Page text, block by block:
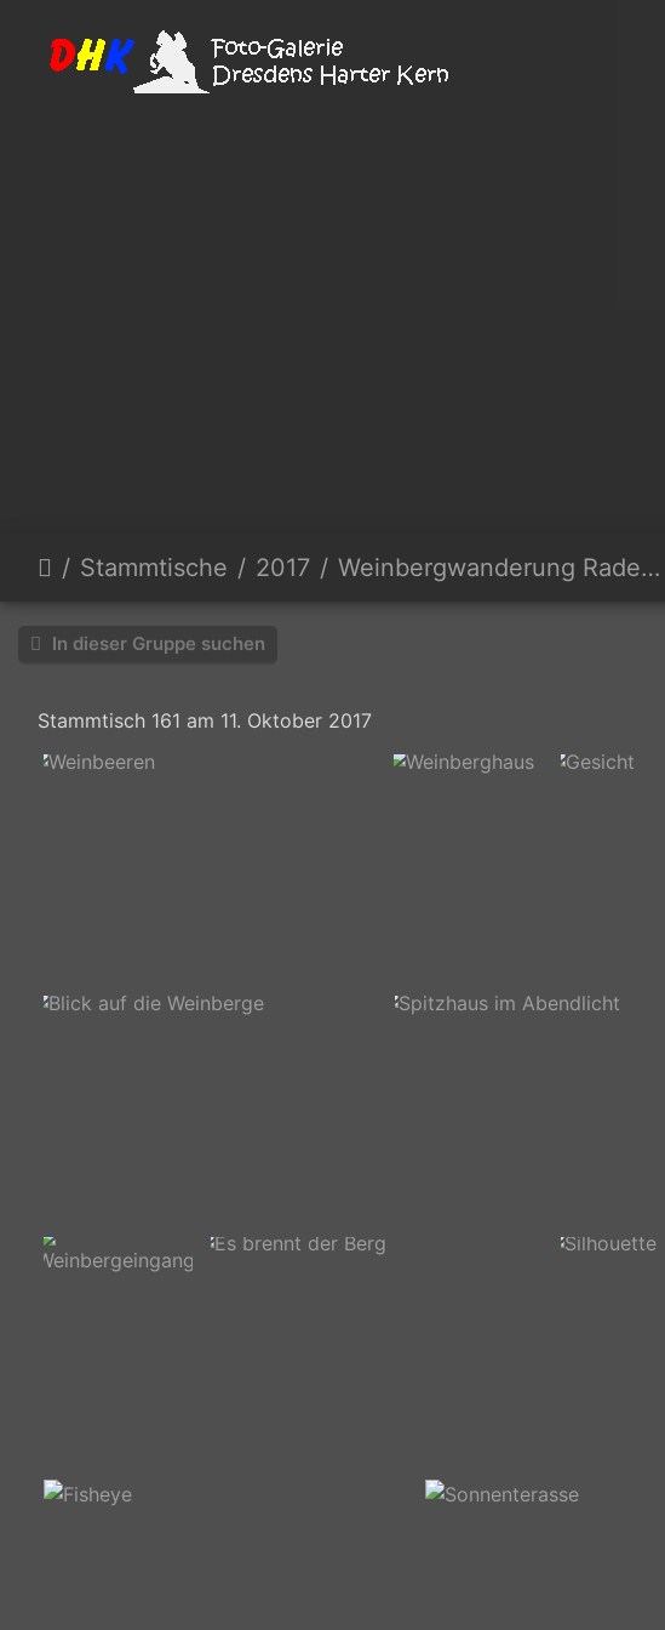
Stammtische 2017 Weinbergwanderung Radebeul
In dieser Gruppe suchen
Stammtisch 161 am 11. Oktober 2017
Weinbeeren Weinberghaus
Blick auf die Weinberge Spitzhaus im Abendlicht
Weinbergeingang Es brennt der Berg